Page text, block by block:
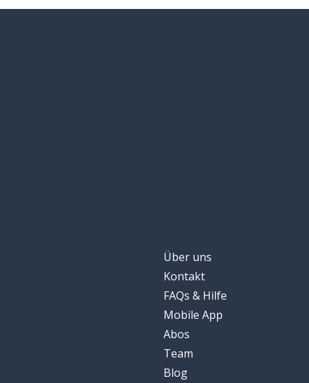
Über uns
Kontakt
FAQs & Hilfe
Mobile App
Abos
Team
Blog